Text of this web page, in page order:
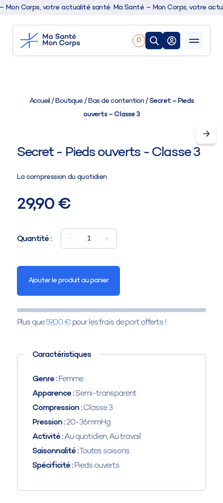
Corps, votre actualité santé Ma Santé – Mon Corps, votre
0
Boutique
Conseils & actualités
Accueil/Boutique/Bas de contention/Secret – Pieds
ouverts – Classe 3
Secret - Pieds ouverts - Classe 3
La compression du quotidien
29,90 €
Quantité : 1
Ajouter le produit au panier
Plus que59,00 €pour les frais de port offerts !
Caractéristiques
Genre :Femme
Apparence :Semi-transparent
Compression :Classe 3
Pression :20-36mmHg
Activité :Au quotidien, Au travail
Saisonnalité :Toutes saisons
Spécificité :Pieds ouverts